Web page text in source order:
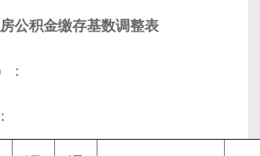
公积金缴存基数调整表
：